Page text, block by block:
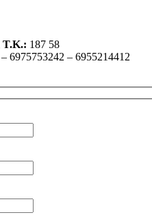
Τ.Κ.: 187 58
6975753242 – 6955214412